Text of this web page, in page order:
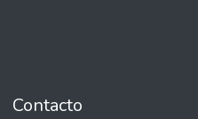
Contacto